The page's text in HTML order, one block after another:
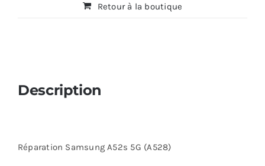
Retour à la boutique
Description
Réparation Samsung A52s 5G (A528)